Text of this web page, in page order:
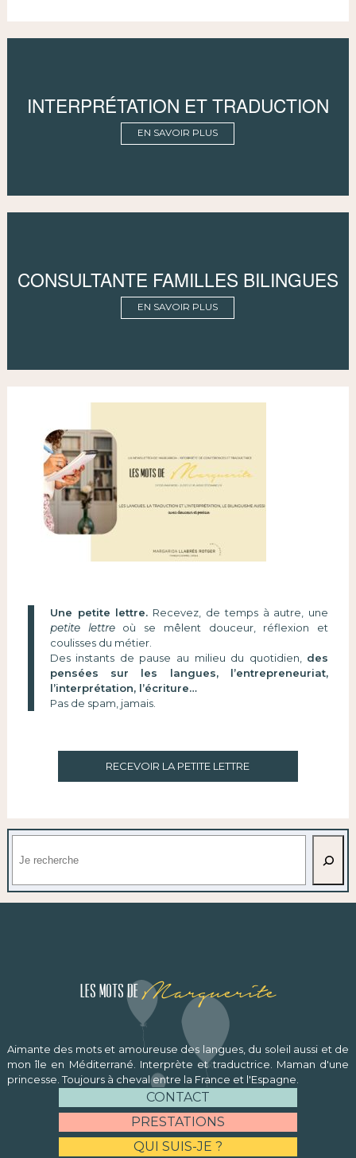
INTERPRÉTATION ET TRADUCTION
EN SAVOIR PLUS
CONSULTANTE FAMILLES BILINGUES
EN SAVOIR PLUS
Une petite lettre. Recevez, de temps à autre, une
petite lettreoù se mêlent douceur, réflexion et
coulisses du métier.
Des instants de pause au milieu du quotidien, des
pensées sur les langues, l’entrepreneuriat,
l’interprétation, l’écriture…
Pas de spam, jamais.
RECEVOIR LA PETITE LETTRE
Les mots de Marguerite
Aimante des mots et amoureuse des langues, du soleil aussi et de
mon île en Méditerrané. Interprète et traductrice. Maman d'une
princesse. Toujours à cheval entre la France et l'Espagne.
CONTACT
PRESTATIONS
QUI SUIS-JE ?